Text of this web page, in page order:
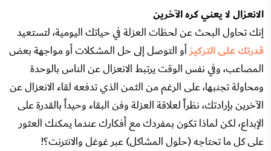
الانعزال لا يعني كره الآخرين
إنك تحاول البحث عن لحظات العزلة في حياتك اليومية، لتستعيد
قدرتك على التركيزأو التوصل إلى حل المشكلات أو مواجهة بعض
المصاعب، وفي نفس الوقت يرتبط الانعزال عن الناس بالوحدة
ومحاولة تجنبها، على الرغم من الثمن الذي تدفعه لقاء الانعزال عن
الآخرين بإرادتك، نظراً لعلاقة العزلة وفن البقاء وحيداً بالقدرة على
الإبداع، لكن لماذا تكون بمفردك مع أفكارك عندما يمكنك العثور
على كل ما تحتاجه (حلول المشاكل) عبر غوغل والانترنت؟!